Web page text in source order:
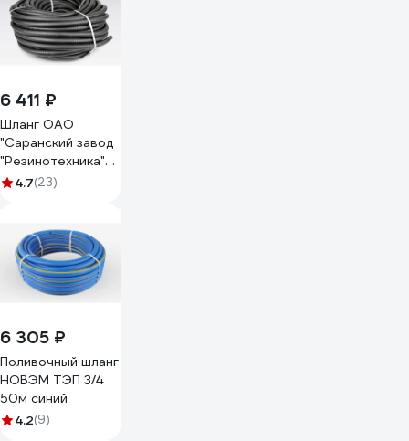
6 411 ₽
Шланг ОАО
"Саранский завод
"Резинотехника"
резиновый,
(рукав)
поливочный 50м
СЗРТ 18-0,4-В
50м
4.7(23)
6 305 ₽
Поливочный шланг
НОВЭМ ТЭП 3/4
50м синий
4.2(9)